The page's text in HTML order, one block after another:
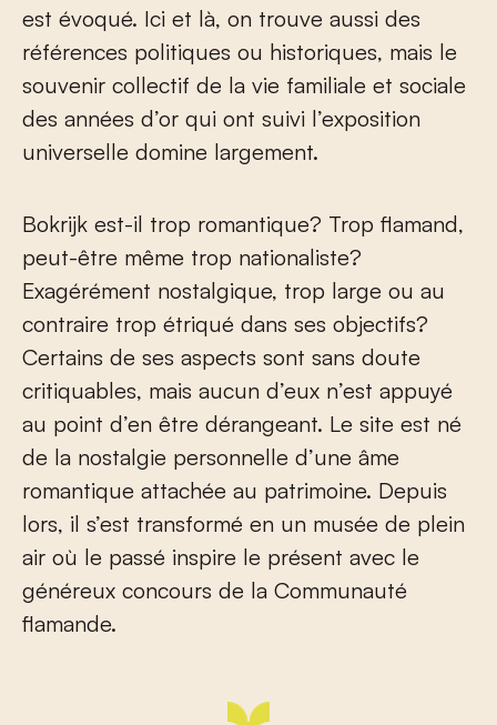
est évoqué. Ici et là, on trouve aussi des
références politiques ou historiques, mais le
souvenir collectif de la vie familiale et sociale
des années d’or qui ont suivi l’exposition
universelle domine largement.
Bokrijk est-il trop romantique? Trop flamand,
peut-être même trop nationaliste?
Exagérément nostalgique, trop large ou au
contraire trop étriqué dans ses objectifs?
Certains de ses aspects sont sans doute
critiquables, mais aucun d’eux n’est appuyé
au point d’en être dérangeant. Le site est né
de la nostalgie personnelle d’une âme
romantique attachée au patrimoine. Depuis
lors, il s’est transformé en un musée de plein
air où le passé inspire le présent avec le
généreux concours de la Communauté
flamande.